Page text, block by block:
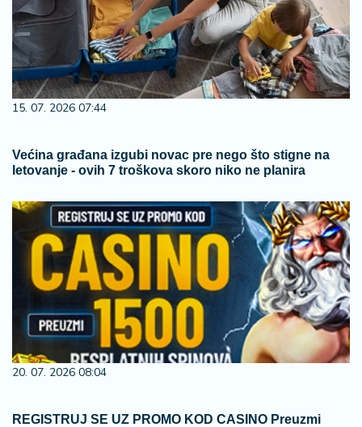
15. 07. 2026 07:44
Većina građana izgubi novac pre nego što stigne na
letovanje - ovih 7 troškova skoro niko ne planira
20. 07. 2026 08:04
REGISTRUJ SE UZ PROMO KOD CASINO Preuzmi